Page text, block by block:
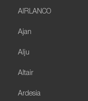
AIRLANCO
Ajan
Alju
Altair
Ardesia